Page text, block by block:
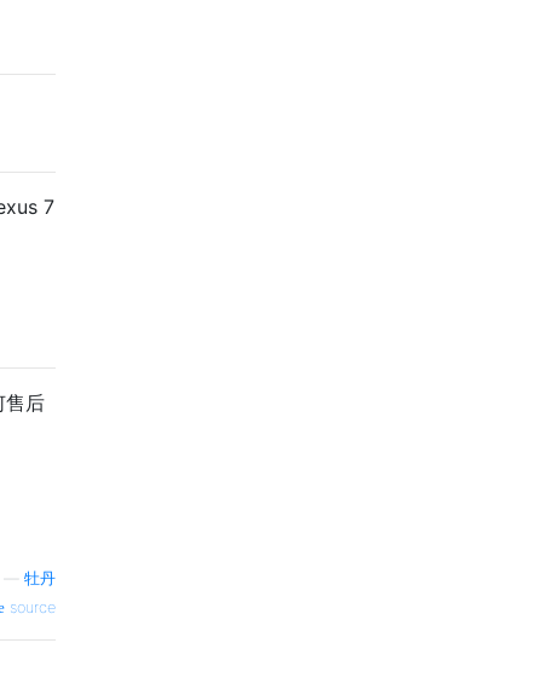
7
售后
牡丹
source